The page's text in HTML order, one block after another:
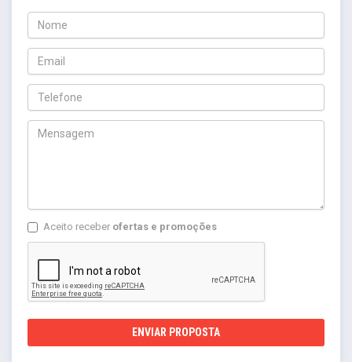
Aceito receber ofertas e promoções
ENVIAR PROPOSTA